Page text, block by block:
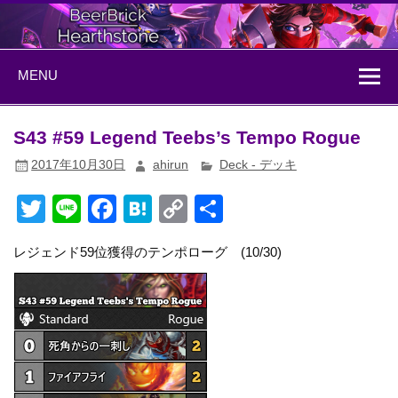
Skip
content
BeerBrick
Hearthstone
MENU
S43 #59 Legend Teebs‏’s Tempo Rogue
2017年10月30日 ahirun Deck - デッキ
T
tt
er
Li
e
F
c
e
b
o
o
H
e
n
a
C
p
y
Li
n
k
レジェンド59位獲得のテンポローグ (10/30)